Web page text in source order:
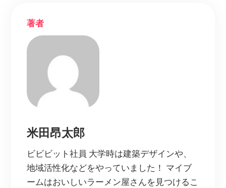
著者
米田昂太郎
ビビビット社員 大学時は建築デザインや、
地域活性化などをやっていました！ マイブ
ームはおいしいラーメン屋さんを見つけるこ